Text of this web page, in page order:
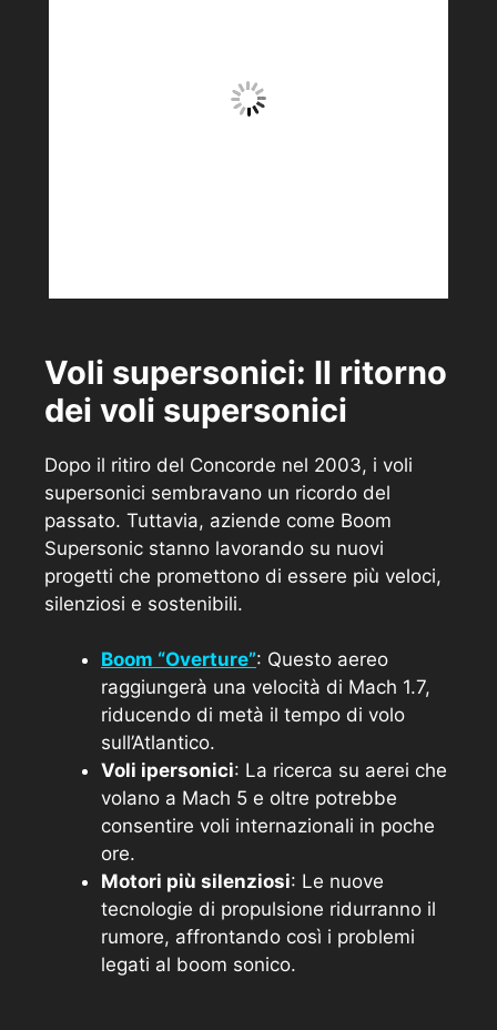
Voli supersonici: Il ritorno
dei voli supersonici
Dopo il ritiro del Concorde nel 2003, i voli
supersonici sembravano un ricordo del
passato. Tuttavia, aziende come Boom
Supersonic stanno lavorando su nuovi
progetti che promettono di essere più veloci,
silenziosi e sostenibili.
Boom “Overture”: Questo aereo
raggiungerà una velocità di Mach 1.7,
riducendo di metà il tempo di volo
sull’Atlantico.
Voli ipersonici: La ricerca su aerei che
volano a Mach 5 e oltre potrebbe
consentire voli internazionali in poche
ore.
Motori più silenziosi: Le nuove
tecnologie di propulsione ridurranno il
rumore, affrontando così i problemi
legati al boom sonico.